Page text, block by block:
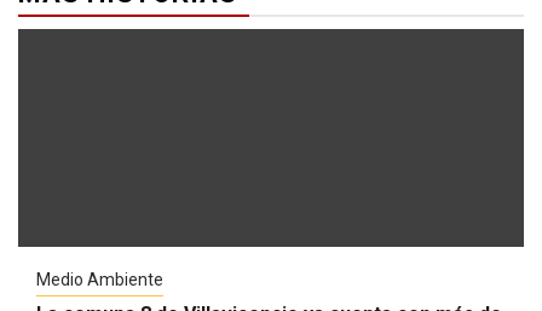
Medio Ambiente